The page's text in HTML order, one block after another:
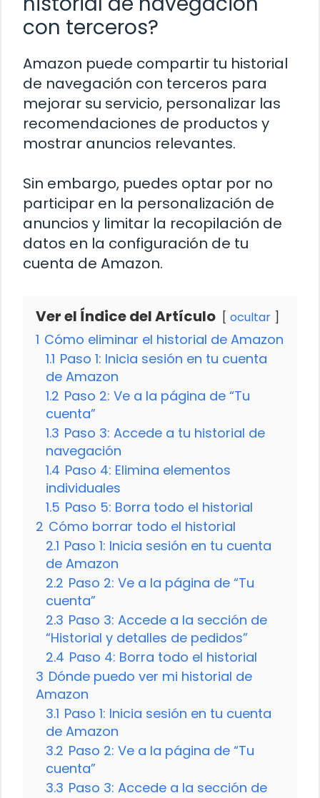
con terceros?
Amazon puede compartir tu historial
de navegación con terceros para
mejorar su servicio, personalizar las
recomendaciones de productos y
mostrar anuncios relevantes.
Sin embargo, puedes optar por no
participar en la personalización de
anuncios y limitar la recopilación de
datos en la configuración de tu
cuenta de Amazon.
Ver el Índice del Artículo ocultar
1 Cómo eliminar el historial de Amazon
1.1 Paso 1: Inicia sesión en tu cuenta
de Amazon
1.2 Paso 2: Ve a la página de “Tu
cuenta”
1.3 Paso 3: Accede a tu historial de
navegación
1.4 Paso 4: Elimina elementos
individuales
1.5 Paso 5: Borra todo el historial
2 Cómo borrar todo el historial
2.1 Paso 1: Inicia sesión en tu cuenta
de Amazon
2.2 Paso 2: Ve a la página de “Tu
cuenta”
2.3 Paso 3: Accede a la sección de
“Historial y detalles de pedidos”
2.4 Paso 4: Borra todo el historial
3 Dónde puedo ver mi historial de
Amazon
3.1 Paso 1: Inicia sesión en tu cuenta
de Amazon
3.2 Paso 2: Ve a la página de “Tu
cuenta”
3.3 Paso 3: Accede a la sección de